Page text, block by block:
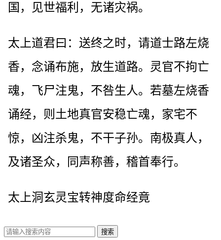
国，见世福利，无诸灾祸。
太上道君曰：送终之时，请道士路左烧
香，念诵布施，放生道路。灵官不拘亡
魂，飞尸注鬼，不咎生人。若墓左烧香
诵经，则土地真官安稳亡魂，家宅不
惊，凶注杀鬼，不干子孙。南极真人，
及诸圣众，同声称善，稽首奉行。
太上洞玄灵宝转神度命经竟
搜索